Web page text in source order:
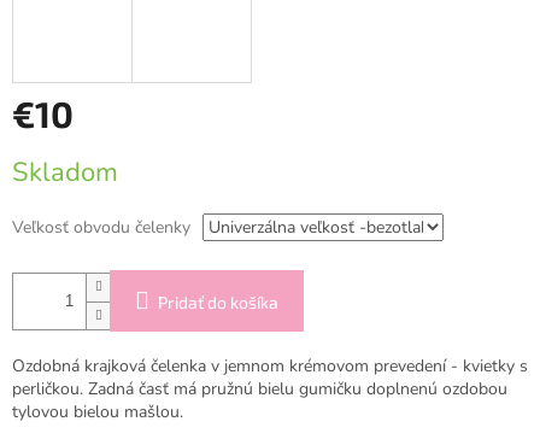
€10
cena:
Skladom
Veľkosť obvodu čelenky
Pridať do košíka
Ozdobná krajková čelenka v jemnom krémovom prevedení - kvietky s
perličkou. Zadná časť má pružnú bielu gumičku doplnenú ozdobou
tylovou bielou mašlou.